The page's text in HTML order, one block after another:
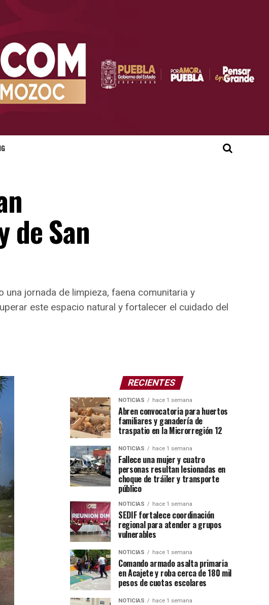
de San
jornada de limpieza, faena comunitaria y
este espacio natural y fortalecer el cuidado del
RECIENTES
NOTICIAS hace 1 semana
Abren convocatoria para huertos
familiares y ganadería de
traspatio en la Microrregión 12
NOTICIAS hace 1 semana
Fallece una mujer y cuatro
personas resultan lesionadas en
choque de tráiler y transporte
público
NOTICIAS hace 1 semana
SEDIF fortalece coordinación
regional para atender a grupos
vulnerables
NOTICIAS hace 1 semana
Comando armado asalta primaria
en Acajete y roba cerca de 180 mil
pesos de cuotas escolares
NOTICIAS hace 1 semana